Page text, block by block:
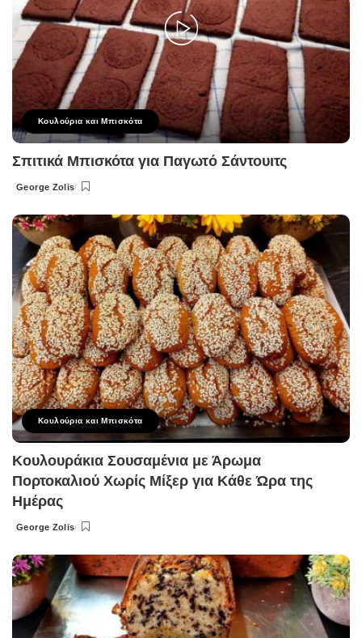
Κουλούρια και Μπισκότα
Σπιτικά Μπισκότα για Παγωτό Σάντουιτς
Posted
George Zolis
Κουλούρια και Μπισκότα
Κουλουράκια Σουσαμένια με Άρωμα
Πορτοκαλιού Χωρίς Μίξερ για Κάθε Ώρα της
Ημέρας
Posted
George Zolis